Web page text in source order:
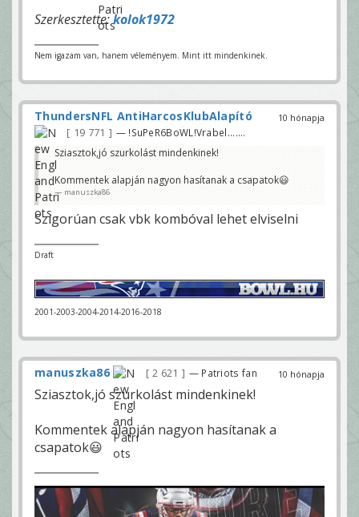
Szerkesztette:kolok1972
Nem igazam van, hanem véleményem. Mint itt mindenkinek.
10 hónapja
ThundersNFL AntiHarcosKlubAlapító
19 771 — !SuPeR6BoWL!Vrabel.......
Sziasztok,jó szurkolást mindenkinek!
Kommentek alapján nagyon hasítanak a csapatok😃
manuszka86
Szigorúan csak vbk kombóval lehet elviselni
Draft
2001-2003-2004-2014-2016-2018
10 hónapja
manuszka86 2 621 — Patriots fan
Sziasztok,jó szurkolást mindenkinek!
Kommentek alapján nagyon hasítanak a
csapatok😃